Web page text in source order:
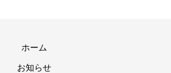
ホーム
お知らせ